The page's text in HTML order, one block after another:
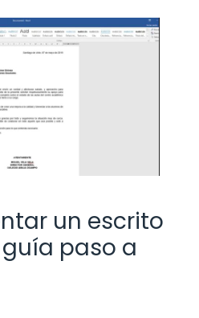
un escrito
paso a